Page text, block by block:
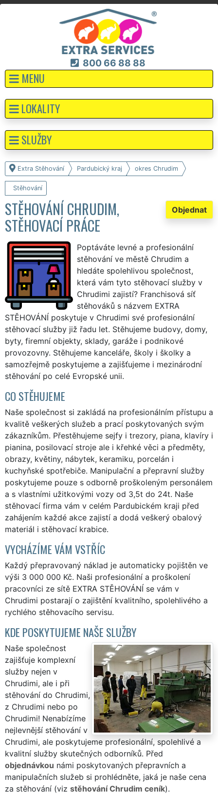
800 66 88 88
MENU
Extra Stěhování Pardubický kraj okres Chrudim
Stěhování
Objednat
STĚHOVÁNÍ CHRUDIM,
STĚHOVACÍ PRÁCE
Poptáváte levné a profesionální
stěhování ve městě Chrudim a
hledáte spolehlivou společnost,
která vám tyto stěhovací služby v
Chrudimi zajistí? Franchisová síť
stěhováků s názvem EXTRA
STĚHOVÁNÍ poskytuje v Chrudimi své profesionální
stěhovací služby již řadu let. Stěhujeme budovy, domy,
byty, firemní objekty, sklady, garáže i podnikové
provozovny. Stěhujeme kanceláře, školy i školky a
samozřejmě poskytujeme a zajišťujeme i mezinárodní
stěhování po celé Evropské unii.
CO STĚHUJEME
Naše společnost si zakládá na profesionálním přístupu a
kvalitě veškerých služeb a prací poskytovaných svým
zákazníkům. Přestěhujeme sejfy i trezory, piana, klavíry i
pianina, posilovací stroje ale i křehké věci a předměty,
obrazy, květiny, nábytek, keramiku, porcelán i
kuchyňské spotřebiče. Manipulační a přepravní služby
poskytujeme pouze s odborně proškoleným personálem
a s vlastními užitkovými vozy od 3,5t do 24t. Naše
stěhovací firma vám v celém Pardubickém kraji před
zahájením každé akce zajistí a dodá veškerý obalový
materiál i stěhovací krabice.
VYCHÁZÍME VÁM VSTŘÍC
Každý přepravovaný náklad je automaticky pojištěn ve
výši 3 000 000 Kč. Naši profesionální a proškolení
pracovníci ze sítě EXTRA STĚHOVÁNÍ se vám v
Chrudimi postarají o zajištění kvalitního, spolehlivého a
rychlého stěhovacího servisu.
KDE POSKYTUJEME NAŠE SLUŽBY
Naše společnost
zajišťuje komplexní
služby nejen v
Chrudimi, ale i při
stěhování do Chrudimi,
z Chrudimi nebo po
Chrudimi! Nenabízíme
nejlevnější stěhování v
Chrudimi, ale poskytujeme profesionální, spolehlivé a
kvalitní služby skutečných odborníků. Před
objednávkou námi poskytovaných přepravních a
manipulačních služeb si prohlédněte, jaká je naše cena
za stěhování (viz stěhování Chrudim ceník).
LOKALITY
SLUŽBY